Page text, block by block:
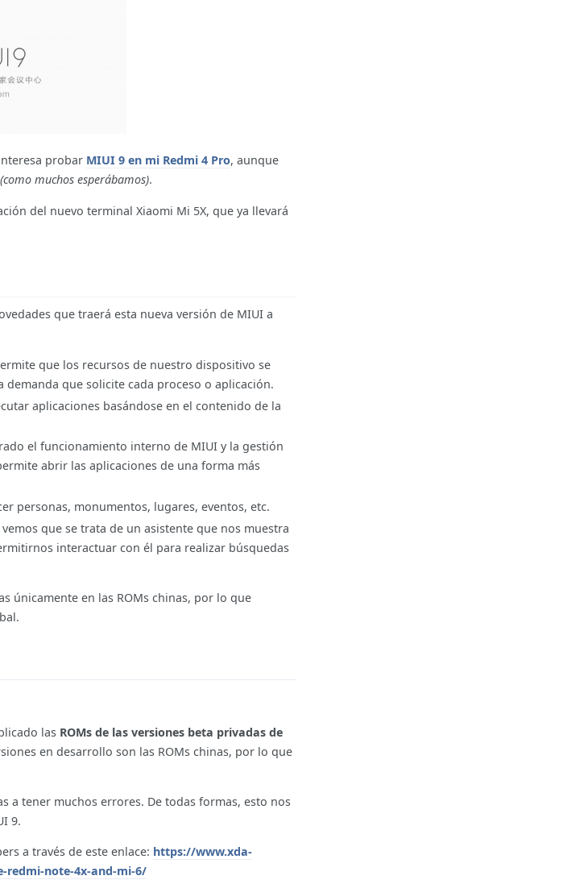
probar MIUI 9 en mi Redmi 4 Pro, aunque
(como muchos esperábamos).
del nuevo terminal Xiaomi Mi 5X, que ya llevará
que traerá esta nueva versión de MIUI a
que los recursos de nuestro dispositivo se
que solicite cada proceso o aplicación.
aplicaciones basándose en el contenido de la
el funcionamiento interno de MIUI y la gestión
abrir las aplicaciones de una forma más
personas, monumentos, lugares, eventos, etc.
que se trata de un asistente que nos muestra
interactuar con él para realizar búsquedas
únicamente en las ROMs chinas, por lo que
las ROMs de las versiones beta privadas de
en desarrollo son las ROMs chinas, por lo que
a tener muchos errores. De todas formas, esto nos
9.
a través de este enlace: https://www.xda-
redmi-note-4x-and-mi-6/